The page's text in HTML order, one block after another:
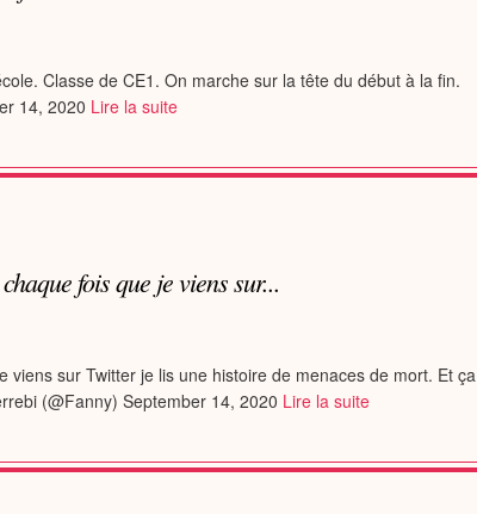
Classe de CE1. On marche sur la tête du début à la fin.
14, 2020 Lire la suite
fois que je viens sur...
viens sur Twitter je lis une histoire de menaces de mort. Et ça
(@Fanny) September 14, 2020 Lire la suite